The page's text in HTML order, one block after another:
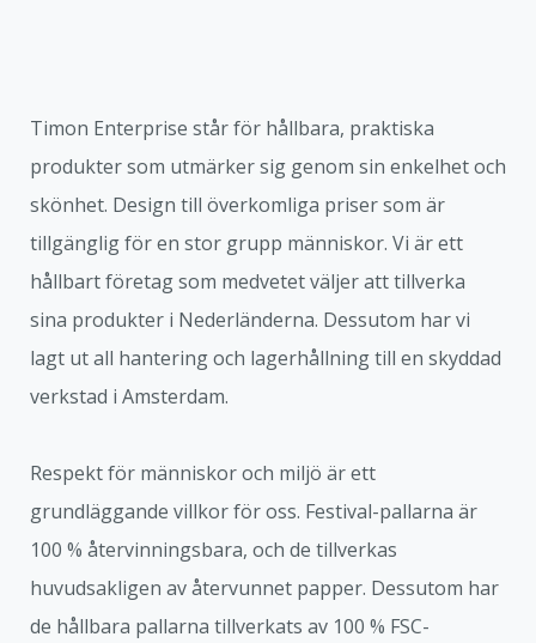
Timon Enterprise står för hållbara, praktiska
produkter som utmärker sig genom sin enkelhet och
skönhet. Design till överkomliga priser som är
tillgänglig för en stor grupp människor. Vi är ett
hållbart företag som medvetet väljer att tillverka
sina produkter i Nederländerna. Dessutom har vi
lagt ut all hantering och lagerhållning till en skyddad
verkstad i Amsterdam.
Respekt för människor och miljö är ett
grundläggande villkor för oss. Festival-pallarna är
100 % återvinningsbara, och de tillverkas
huvudsakligen av återvunnet papper. Dessutom har
de hållbara pallarna tillverkats av 100 % FSC-